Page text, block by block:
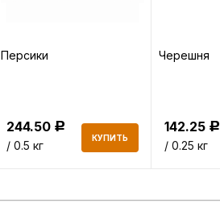
Персики
244.50 Р
/ 0.5 кг
КУПИТЬ
Черешня
142.25 Р
/ 0.25 кг